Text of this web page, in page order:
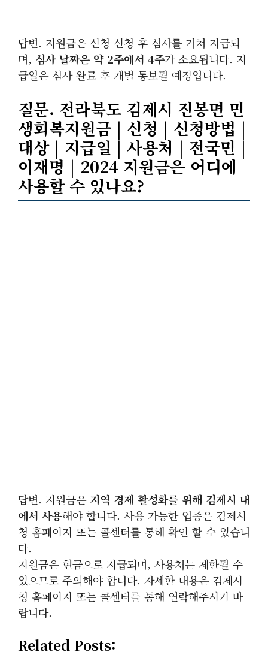
답변. 지원금은 신청 신청 후 심사를 거쳐 지급되
며, 심사 날짜은 약 2주에서 4주가 소요됩니다. 지
급일은 심사 완료 후 개별 통보될 예정입니다.
질문. 전라북도 김제시 진봉면 민
생회복지원금 | 신청 | 신청방법 |
대상 | 지급일 | 사용처 | 전국민 |
이재명 | 2024 지원금은 어디에
사용할 수 있나요?
답변. 지원금은 지역 경제 활성화를 위해 김제시 내
에서 사용해야 합니다. 사용 가능한 업종은 김제시
청 홈페이지 또는 콜센터를 통해 확인 할 수 있습니
다.
지원금은 현금으로 지급되며, 사용처는 제한될 수
있으므로 주의해야 합니다. 자세한 내용은 김제시
청 홈페이지 또는 콜센터를 통해 연락해주시기 바
랍니다.
Related Posts: